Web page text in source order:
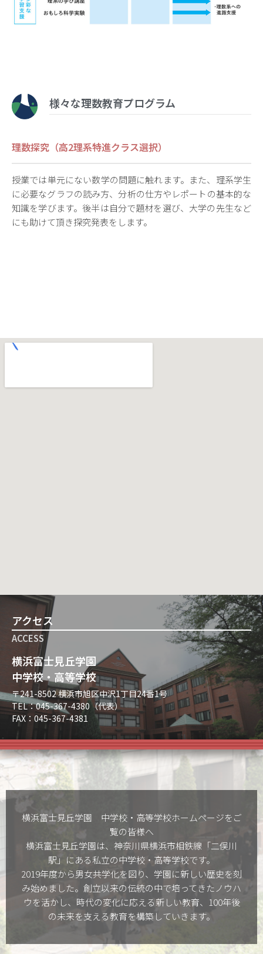
様々な理数教育プログラム
理数探究（高2理系特進クラス選択）
授業では単元にない数学の問題に触れます。また、理系学生
に必要なグラフの読み方、分析の仕方やレポートの基本的な
知識を学びます。後半は自分で題材を選び、大学の先生など
にも助けて頂き探究発表をします。
アクセス
ACCESS
横浜富士見丘学園
中学校・高等学校
〒241-8502 横浜市旭区中沢1丁目24番1号
TEL：045-367-4380（代表）
FAX：045-367-4381
横浜富士見丘学園 中学校・高等学校ホームぺージをご
覧の皆様へ
横浜富士見丘学園は、神奈川県横浜市相鉄線「二俣川
駅」にある私立の中学校・高等学校です。
2019年度から男女共学化を図り、学園に新しい歴史を刻
み始めました。創立以来の伝統の中で培ってきたノウハ
ウを活かし、時代の変化に応える新しい教育、100年後
の未来を支える教育を構築していきます。